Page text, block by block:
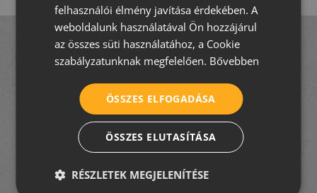
Felújít, építkezik, de nem
tudja hogyan fogjon
hozzá?
A TetőtÉpítek csapata segít eligazodni a tetőfedés
rejtelmeiben! Iratkozzon fel5 részes tudástárunkra
hozzon jó döntést velünk!
ROMANIAN
SERBIAN
felhasználói élmény javítása érdekében. A
weboldalunk használatával Ön hozzájárul
az összes süti használatához, a Cookie
szabályzatunknak megfelelően. Bővebben
ÖSSZES ELFOGADÁSA
ÖSSZES ELUTASÍTÁSA
RÉSZLETEK MEGJELENÍTÉSE